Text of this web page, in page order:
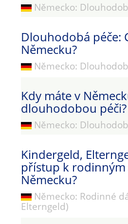
Německo:
Dlouhodobá péče:
Německu?
Německo:
Kdy máte v
dlouhodobou péči?
Německo:
Kindergeld,
přístup k rodinným
Německu?
Německo: Rodinné
Elterngeld)